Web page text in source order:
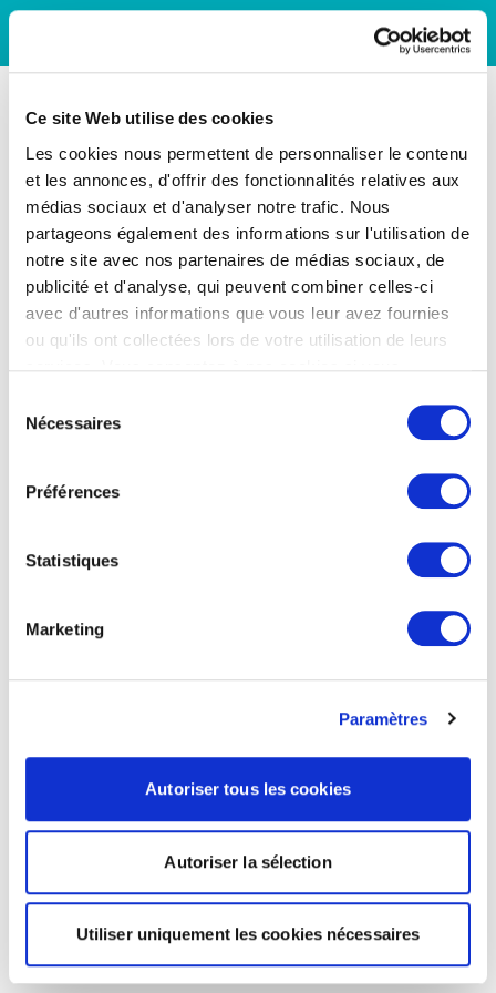
Ce site Web utilise des cookies
Les cookies nous permettent de personnaliser le contenu
et les annonces, d'offrir des fonctionnalités relatives aux
médias sociaux et d'analyser notre trafic. Nous
partageons également des informations sur l'utilisation de
notre site avec nos partenaires de médias sociaux, de
publicité et d'analyse, qui peuvent combiner celles-ci
avec d'autres informations que vous leur avez fournies
ou qu'ils ont collectées lors de votre utilisation de leurs
Nécessaires
Préférences
Statistiques
Marketing
Paramètres
Autoriser tous les cookies
Autoriser la sélection
Utiliser uniquement les cookies nécessaires